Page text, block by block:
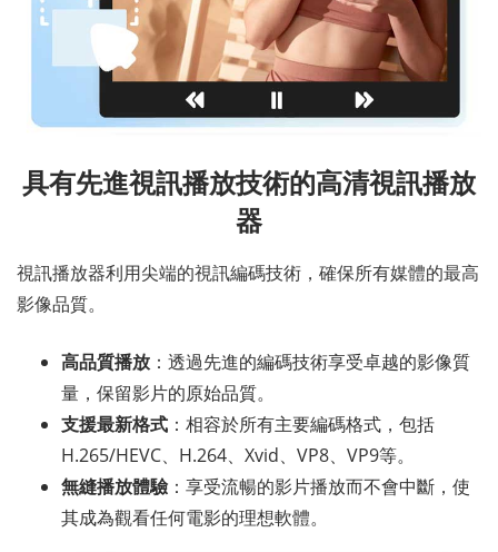
具有先進視訊播放技術的高清視訊播放
器
視訊播放器利用尖端的視訊編碼技術，確保所有媒體的最高
影像品質。
高品質播放 ：透過先進的編碼技術享受卓越的影像質
量，保留影片的原始品質。
支援最新格式 ：相容於所有主要編碼格式，包括
H.265/HEVC、H.264、Xvid、VP8、VP9等。
無縫播放體驗 ：享受流暢的影片播放而不會中斷，使
其成為觀看任何電影的理想軟體。